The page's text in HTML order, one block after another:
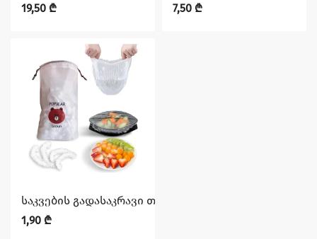
19,50 ₾
7,50 ₾
საკვების გადასაკრავი თეფშზე
1,90 ₾